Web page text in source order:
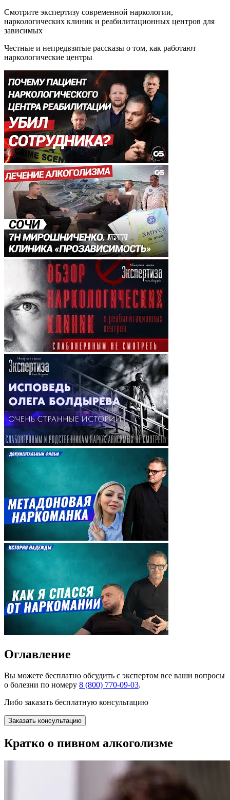
Смотрите экспертизу современной наркологии,
наркологических клиник и реабилитационных центров для
зависимых
Честные и непредвзятые рассказы о том, как работают
наркологические центры
Оглавление
Вы можете бесплатно обсудить с экспертом все ваши вопросы
о болезни по номеру 8 (800) 770-09-03.
Либо заказать бесплатную консультацию
Заказать консультацию
Кратко о пивном алкоголизме